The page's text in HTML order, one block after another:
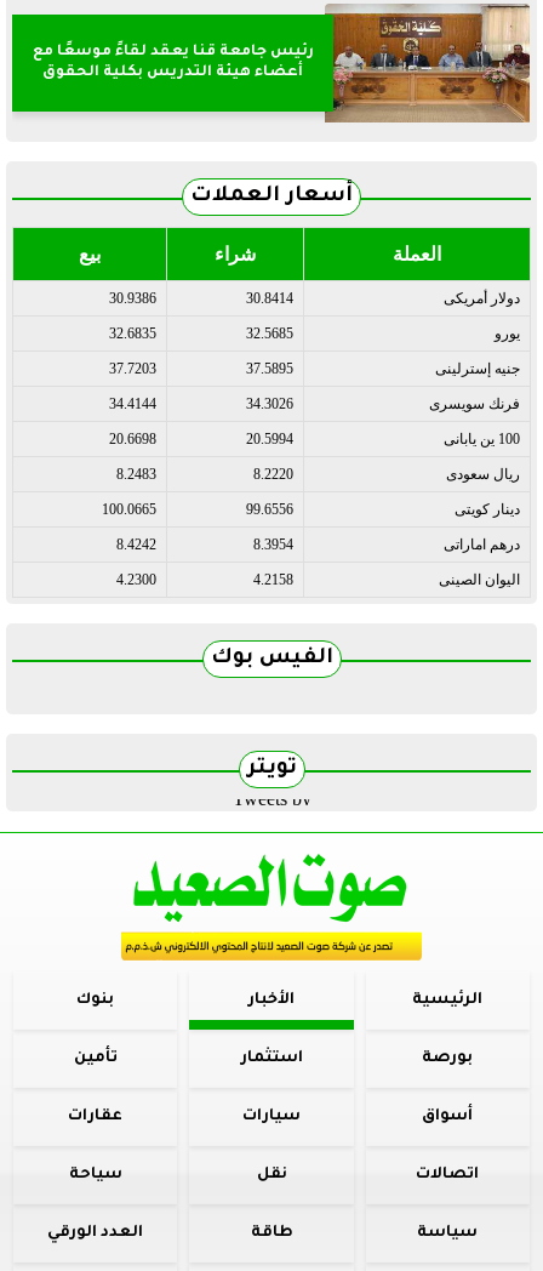
رئيس جامعة قنا يعقد لقاءً موسعًا مع
أعضاء هيئة التدريس بكلية الحقوق
أسعار العملات
العملة شراء بيع
دولار أمريكى 30.8414
30.9386
يورو 32.5685
32.6835
جنيه إسترلينى 37.5895
37.7203
فرنك سويسرى 34.3026
34.4144
100 ين يابانى 20.5994
20.6698
ريال سعودى 8.2220
8.2483
دينار كويتى 99.6556
100.0665
درهم اماراتى 8.3954
8.4242
اليوان الصينى 4.2158
4.2300
الفيس بوك
تويتر
Tweets by
الرئيسية الأخبار بنوك
بورصة استثمار تأمين
أسواق سيارات عقارات
اتصالات نقل سياحة
سياسة طاقة العدد الورقي